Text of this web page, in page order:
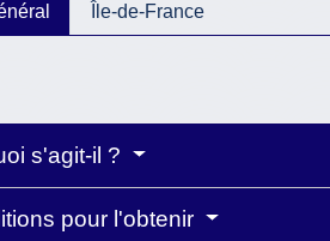
Île-de-France
s'agit-il ?
pour l'obtenir